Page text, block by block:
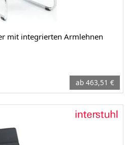
mit integrierten Armlehnen
ab 463,51 €